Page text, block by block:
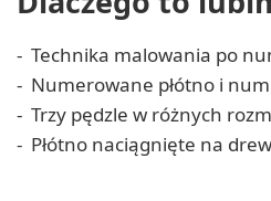
Technika malowania po
Numerowane płótno i
Trzy pędzle w różnych
Płótno naciągnięte na